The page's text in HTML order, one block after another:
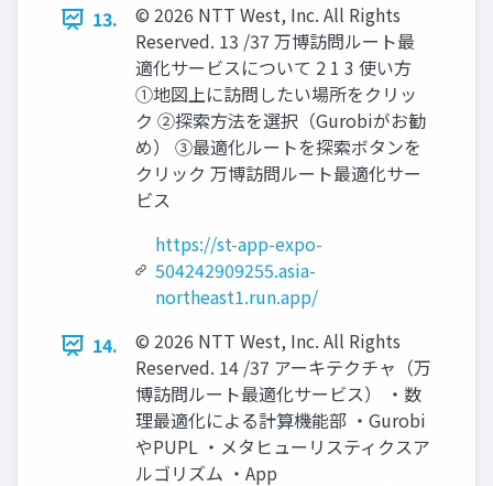
13.
© 2026 NTT West, Inc. All Rights
Reserved. 13 /37 万博訪問ルート最
適化サービスについて 2 1 3 使い方
①地図上に訪問したい場所をクリッ
ク ②探索方法を選択（Gurobiがお勧
め） ③最適化ルートを探索ボタンを
クリック 万博訪問ルート最適化サー
ビス
https://st-app-expo-
504242909255.asia-
northeast1.run.app/
14.
© 2026 NTT West, Inc. All Rights
Reserved. 14 /37 アーキテクチャ（万
博訪問ルート最適化サービス） ・数
理最適化による計算機能部 ・Gurobi
やPUPL ・メタヒューリスティクスア
ルゴリズム ・App